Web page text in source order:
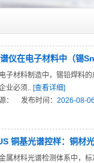
仪在电子材料中（锡
子材料制造中，锡铅焊料
业必须.. [查看详细]
：
发布时间： 2026-08-06
铜基光谱控样：铜材
属材料光谱检测体系中，